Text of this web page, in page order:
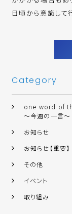
日頃から意識して
Category
one word of
～今週の一言～
お知らせ
お知らせ【重要】
その他
イベント
取り組み